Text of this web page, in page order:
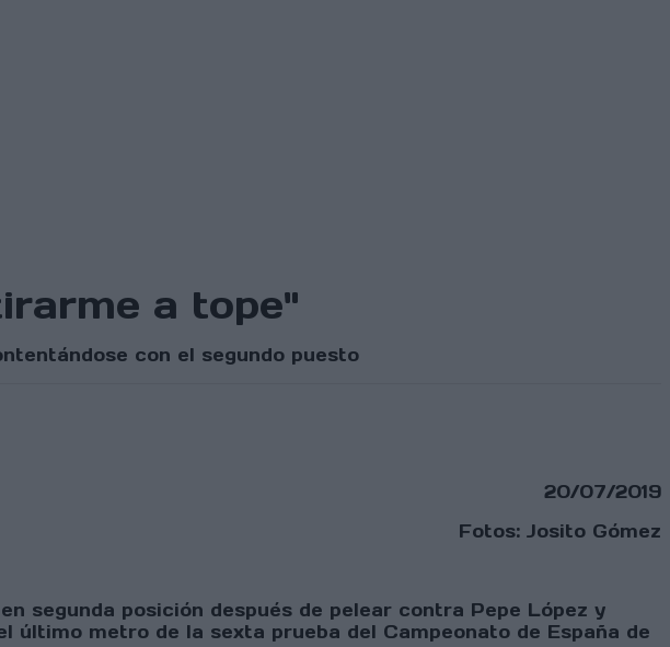
a tope"
con el segundo puesto
20/07/2019
Fotos: Josito Gómez
segunda posición después de pelear contra Pepe López y
último metro de la sexta prueba del Campeonato de España de